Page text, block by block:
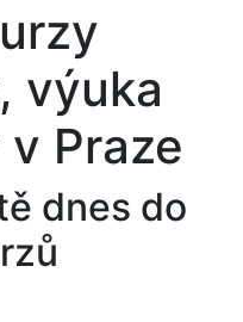
výuka
Praze
dnes do